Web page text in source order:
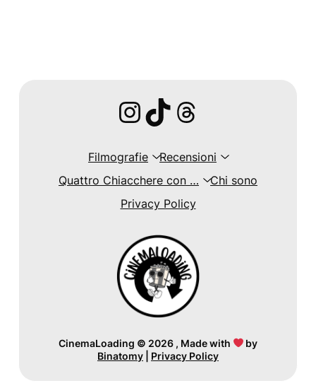
Instagram
TikTokThreads
Filmografie
Recensioni
Quattro Chiacchere con …
Chi sono
Privacy Policy
CinemaLoading © 2026 , Made with
by
Binatomy
Privacy Policy